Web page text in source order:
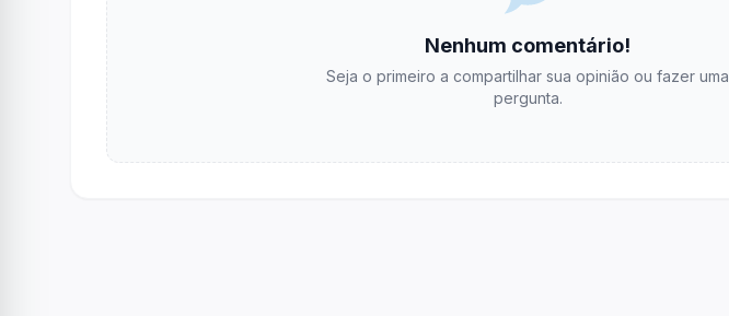
Nenhum comentário!
Seja o primeiro a compartilhar sua opinião ou fazer uma
pergunta.